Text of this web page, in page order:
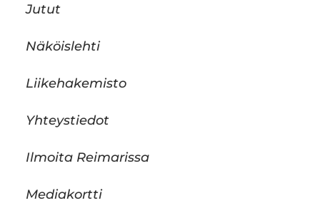
Jutut
Näköislehti
Liikehakemisto
Yhteystiedot
Ilmoita Reimarissa
Mediakortti